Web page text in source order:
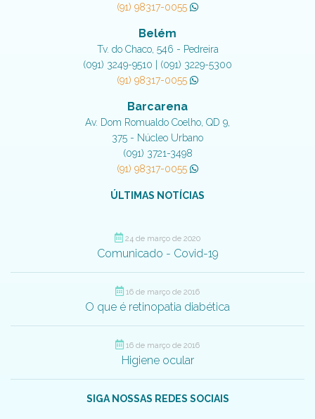
(91) 98317-0055
Belém
Tv. do Chaco, 546 - Pedreira
(091) 3249-9510 | (091) 3229-5300
(91) 98317-0055
Barcarena
Av. Dom Romualdo Coelho, QD 9,
375 - Núcleo Urbano
(091) 3721-3498
(91) 98317-0055
ÚLTIMAS NOTÍCIAS
24 de março de 2020
Comunicado - Covid-19
16 de março de 2016
O que é retinopatia diabética
16 de março de 2016
Higiene ocular
SIGA NOSSAS REDES SOCIAIS